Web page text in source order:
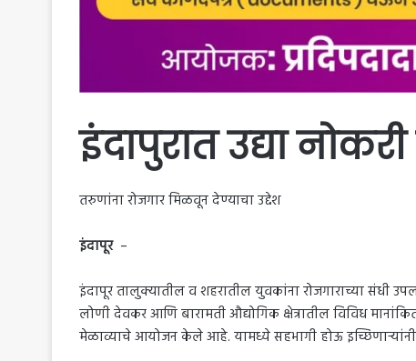
इंदापुरात उद्या
तरुणांना रोजगार मिळवून देण्याचा उद्देश
इंदापूर–
इंदापूर तालुक्यातील व शहरातील युवकांना रोजगाराच्या संधी
लोणी देवकर आणि बारामती औद्योगिक क्षेत्रातील विविध
मेळाव्याचे आयोजन केले आहे. यामध्ये सहभागी होऊ इच्छिणाऱ्यांनी